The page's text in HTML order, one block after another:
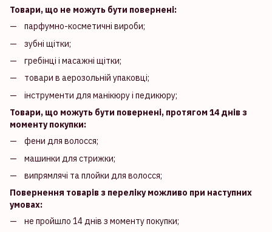
Товари, що не можуть бути повернені:
парфумно-косметичні вироби;
зубні щітки;
гребінці і масажні щітки;
товари в аерозольній упаковці;
інструменти для манікюру і педикюру;
Товари, що можуть бути повернені, протягом 14 днів з
моменту покупки:
фени для волосся;
машинки для стрижки;
випрямлячі та плойки для волосся;
Повернення товарів з переліку можливо при наступних
умовах:
не пройшло 14 днів з моменту покупки;